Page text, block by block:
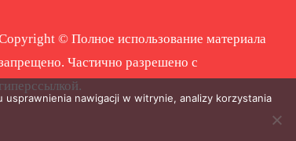
© Полное использование материала
Частично разрешено с
гиперссылкой.
nawigacji w witrynie, analizy korzystania